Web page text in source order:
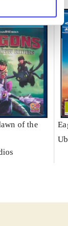
of the